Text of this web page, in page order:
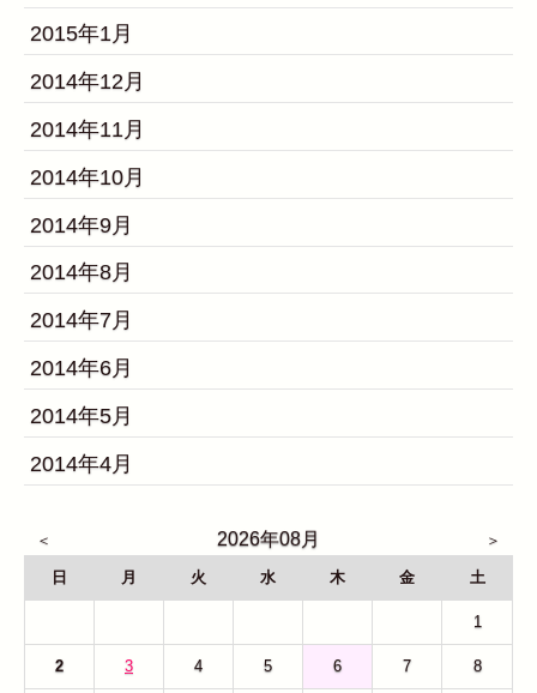
2015年1月
2014年12月
2014年11月
2014年10月
2014年9月
2014年8月
2014年7月
2014年6月
2014年5月
2014年4月
2026年08月
日 月 火 水 木 金 土
1
2 3 4 5 6 7 8